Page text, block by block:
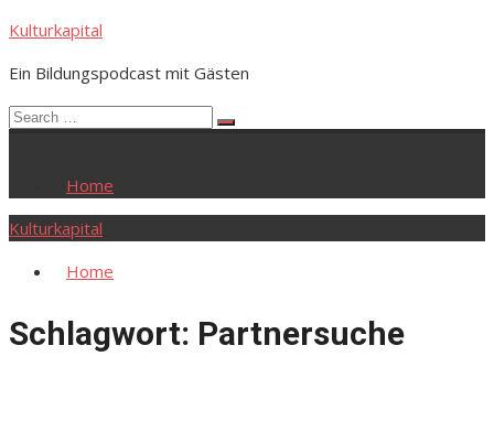
Skip
content
Kulturkapital
Ein Bildungspodcast mit Gästen
Search
Search
Home
Kulturkapital
Home
Schlagwort: Partnersuche